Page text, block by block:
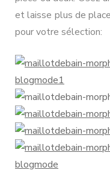
et laisse plus de
pour votre sélection: